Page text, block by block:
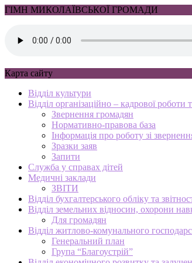
ГІМН МИКОЛАЇВСЬКОЇ ГРОМАДИ
Карта сайту
Відділ культури
Відділ організаційно – кадрової роботи
Звернення громадян
Нормативно-правова база
Інформація про роботу зі
Зразки заяв
Запити
Служба у справах дітей
Медичні заклади
ЗВІТИ
Відділ бухгалтерського обліку та
Відділ земельних відносин, охорони
Для громадян
Відділ житлово-комунального
Генеральний план
Група “Благоустрій”